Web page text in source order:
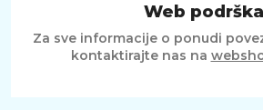
Web podrška
Za sve informacije o ponudi
kontaktirajte nas na